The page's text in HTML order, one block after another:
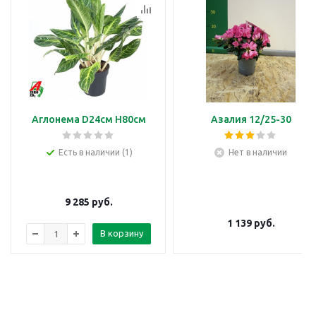
Аглонема D24см H80см
Есть в наличии (1)
9 285 руб.
В корзину
Азалия 12/25-30
Нет в наличии
1 139руб.